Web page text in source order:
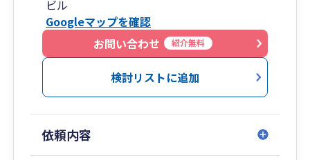
くみ取った上で税務・会計・経営上のメリット・
デメリットを整理し、自身ならどうする？を考
え、お客様と議論を重ねる、当事者意識の高い会
計事務所を目指しております。
ビル
Googleマップを確認
お問い合わせ
紹介無料
検討リストに追加
依頼内容